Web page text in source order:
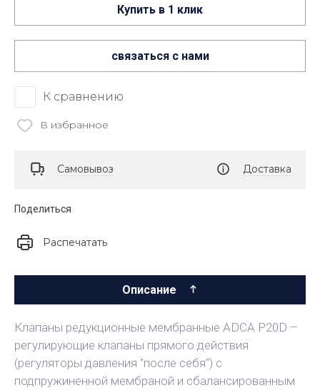
Купить в 1 клик
связаться с нами
К сравнению
В избранное
Самовывоз Доставка
Поделиться
Распечатать
Описание
Клапаны редукционные мембранные ADCA P20D –
регулирующие клапаны прямого действия
(регуляторы давления "после себя") с
подпружиненной мембраной и сбалансированным